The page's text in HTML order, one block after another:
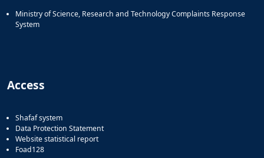
Ministry of Science, Research and Technology Complaints Response
System
Access
Shafaf system
Data Protection Statement
Website statistical report
Foad128